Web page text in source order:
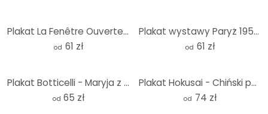
Plakat La Fenêtre Ouverte - Matisse
od 61 zł
Plakat wystawy Paryż 1953 w stylu Matisse'a - Costa
od 61 zł
Plakat Botticelli - Maryja z Dzieciątkiem i śpiewem
od 65 zł
Plakat Hokusai - Chiński poeta Su Dongpo
od 74 zł